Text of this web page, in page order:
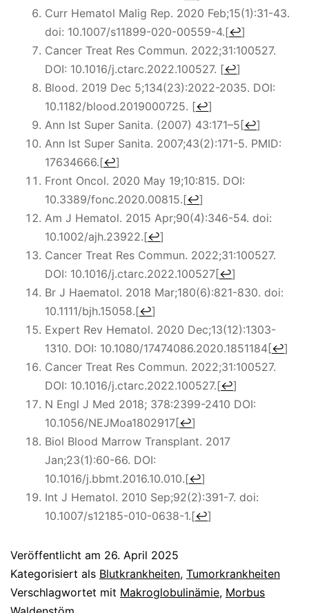
Curr Hematol Malig Rep. 2020 Feb;15(1):31-43.
doi: 10.1007/s11899-020-00559-4.[↩]
Cancer Treat Res Commun. 2022;31:100527.
DOI: 10.1016/j.ctarc.2022.100527. [↩]
Blood. 2019 Dec 5;134(23):2022-2035. DOI:
10.1182/blood.2019000725. [↩]
Ann Ist Super Sanita. (2007) 43:171–5[↩]
Ann Ist Super Sanita. 2007;43(2):171-5. PMID:
17634666.[↩]
Front Oncol. 2020 May 19;10:815. DOI:
10.3389/fonc.2020.00815.[↩]
Am J Hematol. 2015 Apr;90(4):346-54. doi:
10.1002/ajh.23922.[↩]
Cancer Treat Res Commun. 2022;31:100527.
DOI: 10.1016/j.ctarc.2022.100527[↩]
Br J Haematol. 2018 Mar;180(6):821-830. doi:
10.1111/bjh.15058.[↩]
Expert Rev Hematol. 2020 Dec;13(12):1303-
1310. DOI: 10.1080/17474086.2020.1851184[↩]
Cancer Treat Res Commun. 2022;31:100527.
DOI: 10.1016/j.ctarc.2022.100527.[↩]
N Engl J Med 2018; 378:2399-2410 DOI:
10.1056/NEJMoa1802917[↩]
Biol Blood Marrow Transplant. 2017
Jan;23(1):60-66. DOI:
10.1016/j.bbmt.2016.10.010.[↩]
Int J Hematol. 2010 Sep;92(2):391-7. doi:
10.1007/s12185-010-0638-1.[↩]
Veröffentlicht am 26. April 2025
Kategorisiert als Blutkrankheiten, Tumorkrankheiten
Verschlagwortet mit Makroglobulinämie, Morbus